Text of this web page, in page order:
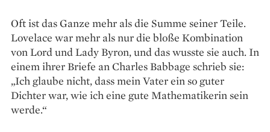
Oft ist das Ganze mehr als die Summe seiner Teile.
Lovelace war mehr als nur die bloße Kombination
von Lord und Lady Byron, und das wusste sie auch. In
einem ihrer Briefe an Charles Babbage schrieb sie:
„Ich glaube nicht, dass mein Vater ein so guter
Dichter war, wie ich eine gute Mathe­matikerin sein
werde.“